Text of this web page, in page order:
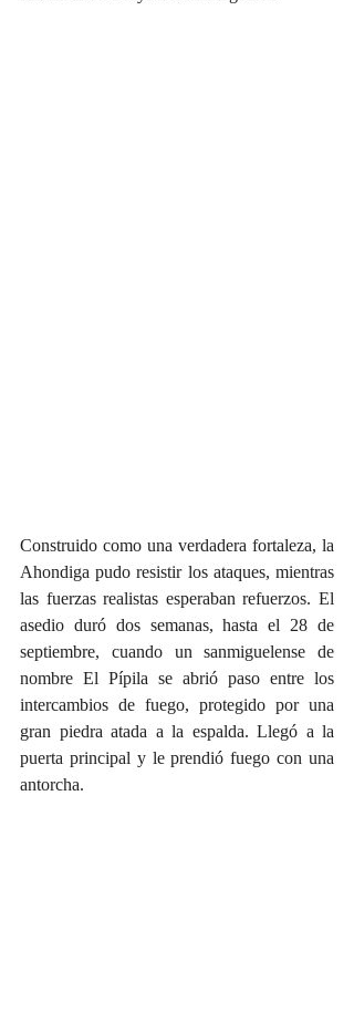
Construido como una verdadera fortaleza, la
Ahondiga pudo resistir los ataques, mientras
las fuerzas realistas esperaban refuerzos. El
asedio duró dos semanas, hasta el 28 de
septiembre, cuando un sanmiguelense de
nombre El Pípila se abrió paso entre los
intercambios de fuego, protegido por una
gran piedra atada a la espalda. Llegó a la
puerta principal y le prendió fuego con una
antorcha.